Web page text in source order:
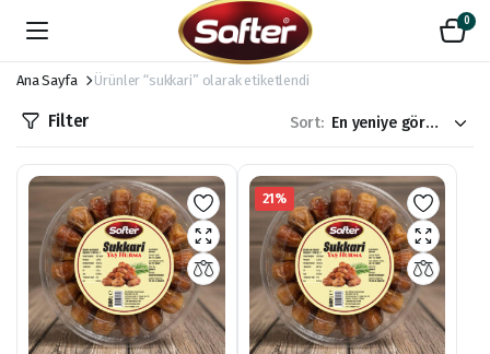
0
Ana Sayfa Ürünler “sukkari” olarak etiketlendi
Filter Sort:
21%